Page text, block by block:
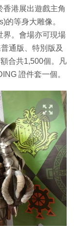
港展出遊戲主角
的等身大雕像。
界。會場亦可現場
通版、特別版及
合共1,500個。凡
證件套一個。